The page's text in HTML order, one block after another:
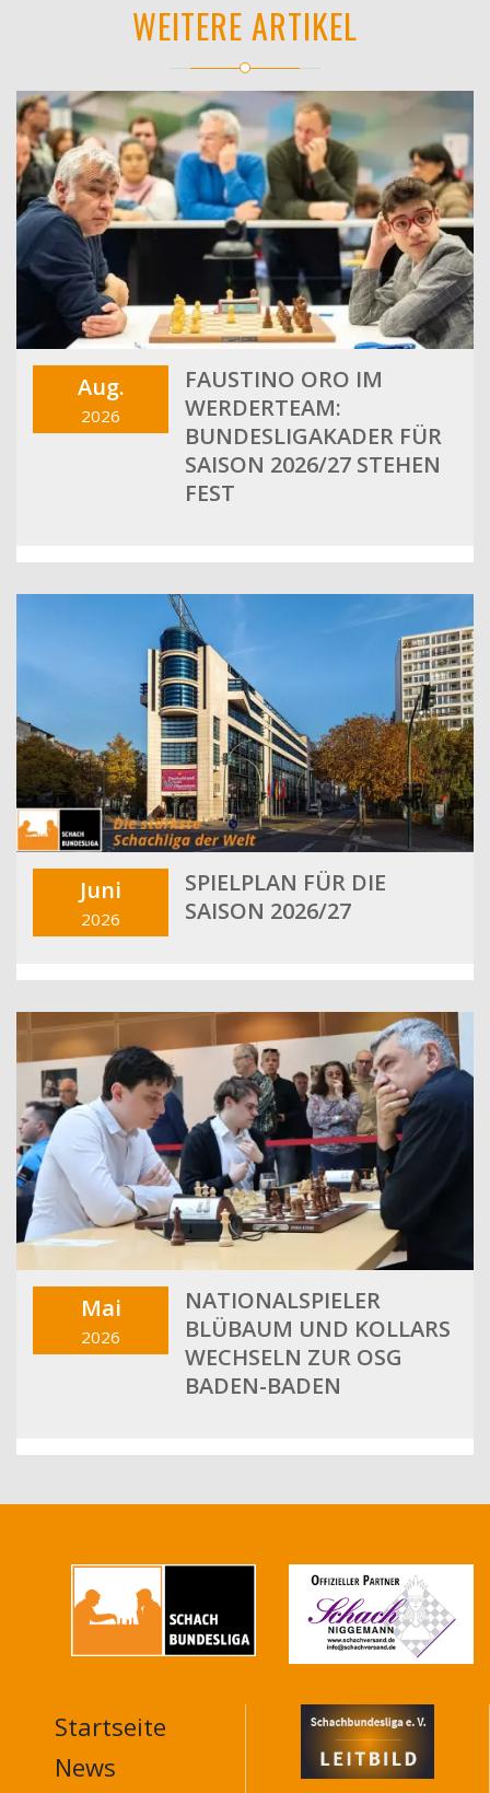
WEITERE ARTIKEL
Aug.
2026
FAUSTINO ORO IM
WERDERTEAM:
BUNDESLIGAKADER FÜR
SAISON 2026/27 STEHEN
FEST
Juni
2026
SPIELPLAN FÜR DIE
SAISON 2026/27
Mai
2026
NATIONALSPIELER
BLÜBAUM UND KOLLARS
WECHSELN ZUR OSG
BADEN-BADEN
MAIN
NAVIGATION
FOOTER
Startseite
News